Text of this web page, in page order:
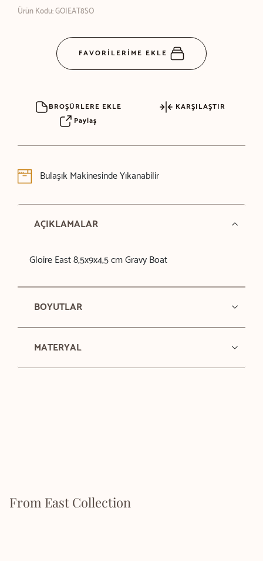
Ürün Kodu: GOIEAT8SO
FAVORİLERİME EKLE
BROŞÜRLERE EKLE
KARŞILAŞTIR
Paylaş
Bulaşık Makinesinde Yıkanabilir
AÇIKLAMALAR
Gloire East 8,5x9x4,5 cm Gravy Boat
BOYUTLAR
MATERYAL
From East Collection